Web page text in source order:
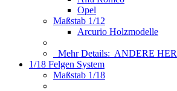
Opel
Maßstab 1/12
Arcurio Holzmodelle
Mehr Details: ANDERE
1/18 Felgen System
Maßstab 1/18